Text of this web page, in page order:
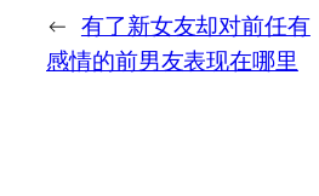
← 有了新女友却对前任有
感情的前男友表现在哪里